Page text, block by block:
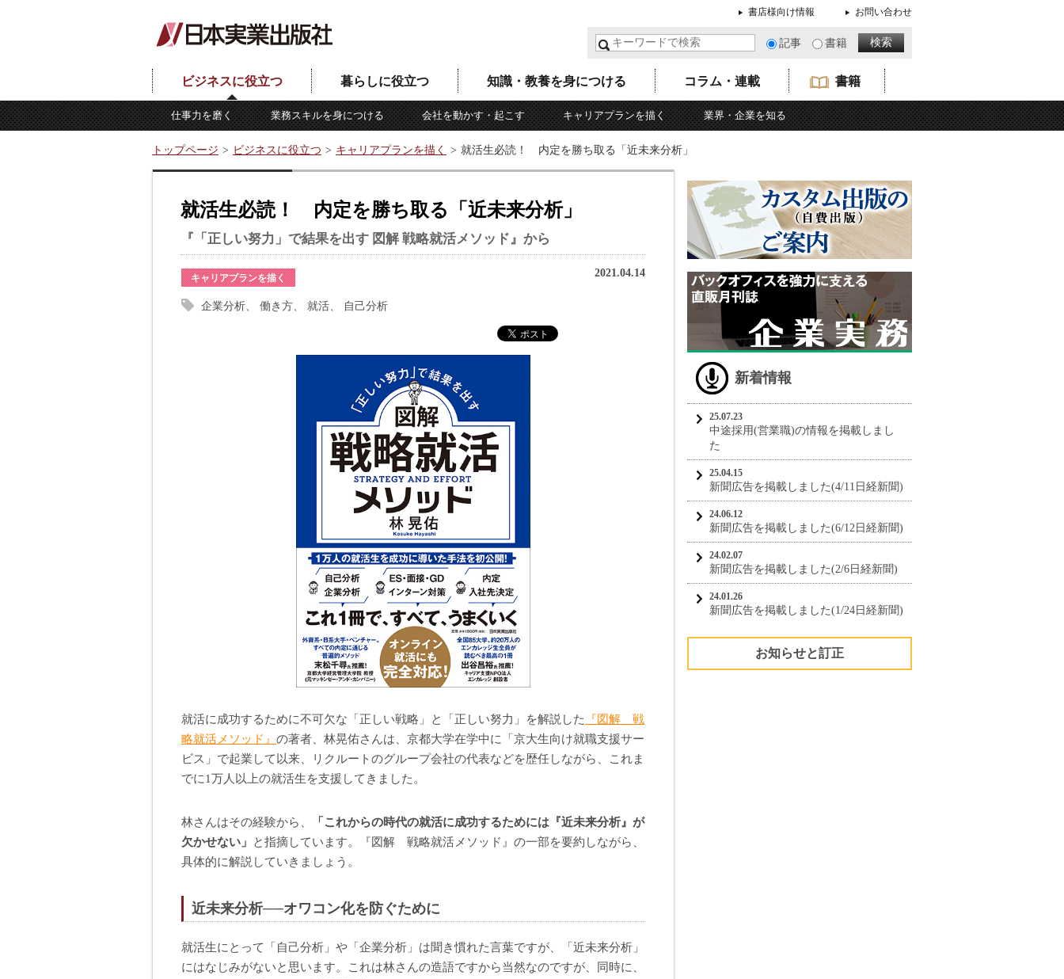
書店様向け情報 お問い合わせ
記事 書籍
ビジネスに役立つ
仕事力を磨く 業務スキルを身につける 会社を動かす・起こす キャリアプランを描く 業界・企業を知る
暮らしに役立つ 知識・教養を身につける コラム・連載 書籍
トップページ ビジネスに役立つ キャリアプランを描く 就活生必読！ 内定を勝ち取る「近未来分析」
就活生必読！ 内定を勝ち取る「近未来分析」
『「正しい努力」で結果を出す 図解 戦略就活メソッド』から
キャリアプランを描く
企業分析 働き方 就活 自己分析
2021.04.14
就活に成功するために不可欠な「正しい戦略」と「正しい努力」を解説した
『図解 戦
略就活メソッド』 の著者、林晃佑さんは、京都大学在学中に「京大生向け就職支援サー
ビス」で起業して以来、リクルートのグループ会社の代表などを歴任しながら、これま
でに1万人以上の就活生を支援してきました。
林さんはその経験から、
「これからの時代の就活に成功するためには『近未来分析』が
欠かせない」
と指摘しています。『図解 戦略就活メソッド』の一部を要約しながら、
具体的に解説していきましょう。
近未来分析──オワコン化を防ぐために
就活生にとって「自己分析」や「企業分析」は聞き慣れた言葉ですが、「近未来分析」
にはなじみがないと思います。これは林さんの造語ですから当然なのですが、同時に、
新着情報
25.07.23
中途採用(営業職)の情報を掲載しまし
た
25.04.15
新聞広告を掲載しました(4/11日経新聞)
24.06.12
新聞広告を掲載しました(6/12日経新聞)
24.02.07
新聞広告を掲載しました(2/6日経新聞)
24.01.26
新聞広告を掲載しました(1/24日経新聞)
お知らせと訂正